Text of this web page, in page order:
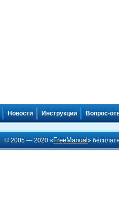
Новости Инструкции Вопрос-
© 2005 — 2020 « FreeManual»